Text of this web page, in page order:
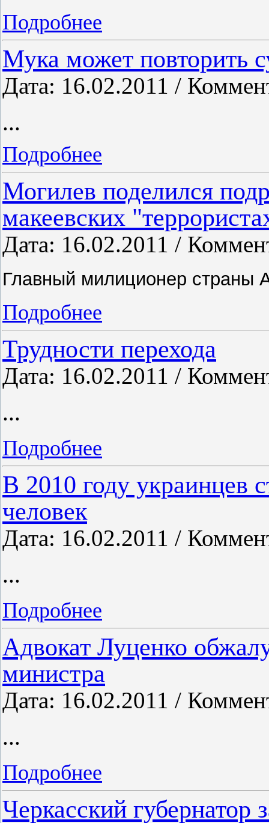
Подробнее
Мука может повторить
Дата: 16.02.2011 /
...
Подробнее
Могилев поделился
макеевских
Дата: 16.02.2011 /
Главный милиционер страны
Подробнее
Трудности перехода
Дата: 16.02.2011 /
...
Подробнее
В 2010 году украинцев
человек
Дата: 16.02.2011 /
...
Подробнее
Адвокат Луценко
министра
Дата: 16.02.2011 /
...
Подробнее
Черкасский губернатор